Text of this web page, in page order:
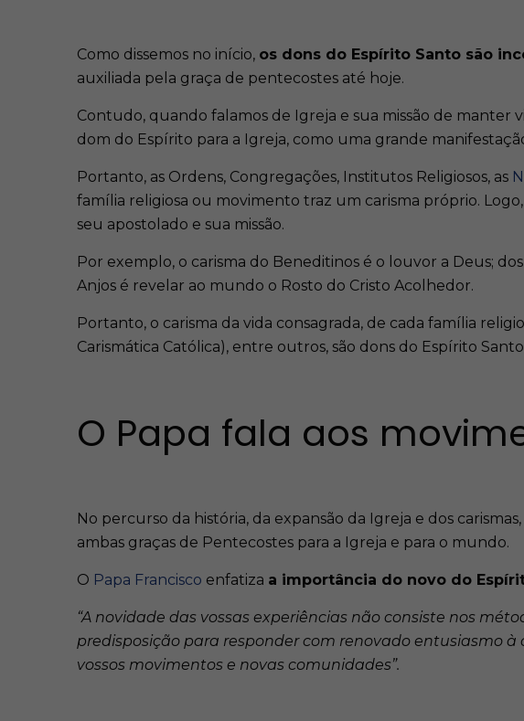
Como dissemos no início, os dons do Espírito Santo são
auxiliada pela graça de pentecostes até hoje.
Contudo, quando falamos de Igreja e sua missão de manter
dom do Espírito para a Igreja, como uma grande
Portanto, as Ordens, Congregações, Institutos Religiosos, as
família religiosa ou movimento traz um carisma próprio.
seu apostolado e sua missão.
Por exemplo, o carisma do Beneditinos é o louvor a Deus; dos
Anjos é revelar ao mundo o Rosto do Cristo Acolhedor.
Portanto, o carisma da vida consagrada, de cada família
Carismática Católica), entre outros, são dons do Espírito
O Papa fala aos
No percurso da história, da expansão da Igreja e dos
ambas graças de Pentecostes para a Igreja e para o mundo.
O Papa Francisco enfatiza a importância do novo do
“A novidade das vossas experiências não consiste nos
predisposição para responder com renovado entusiasmo
vossos movimentos e novas comunidades”.